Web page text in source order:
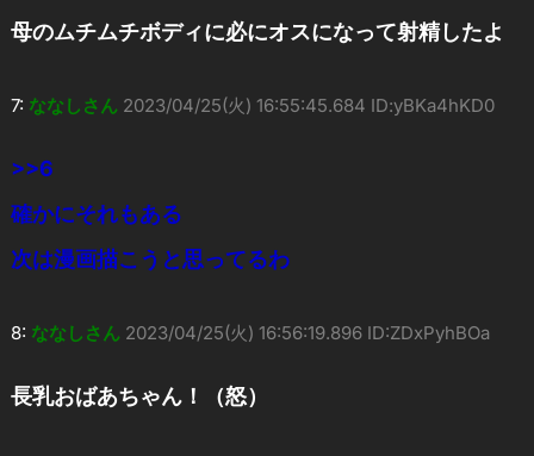
母のムチムチボディに必にオスになって射精したよ
7: ななしさん 2023/04/25(火) 16:55:45.684 ID:yBKa4hKD0
>>6
確かにそれもある
次は漫画描こうと思ってるわ
8: ななしさん 2023/04/25(火) 16:56:19.896 ID:ZDxPyhBOa
長乳おばあちゃん！（怒）